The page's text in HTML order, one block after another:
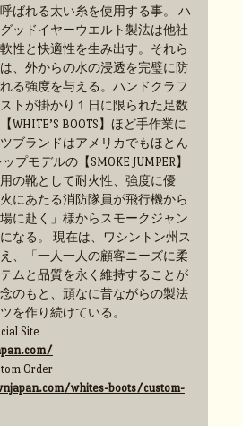
ばれる太い糸を使用する事。 ハ
ッドイヤーウエルト製法は他社
性と快適性を生み出す。それら
、外からの水の浸透を完璧に防
る強度を与える。ハンドクラフ
トが掛かり１日に限られた足数
WHITE’S BOOTS】ほど手作業に
ブランドはアメリカでもほとん
プモデルの【SMOKE JUMPER】
の靴として耐火性、強度に優
にあたる消防隊員が飛行機から
に赴く」様からスモークジャン
なる。 現在は、ワシントン州ス
、「一人一人の顧客ニーズに柔
ムと品質を永く維持することが
のもと、頑なに昔ながらの製法
を作り続けている。
Site
Order
whites-boots/custom-